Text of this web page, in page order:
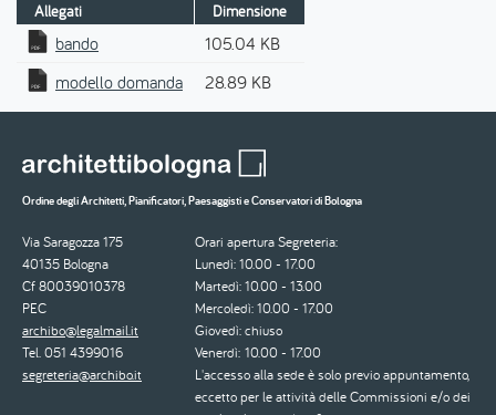
Allegati Dimensione
bando
105.04 KB
modello domanda
28.89 KB
Ordine degli Architetti, Pianificatori, Paesaggisti e Conservatori di Bologna
Via Saragozza 175
40135 Bologna
Cf 80039010378
PEC
archibo@legalmail.it
Tel. 051 4399016
segreteria@archibo.it
Orari apertura Segreteria:
Lunedì: 10.00 - 17.00
Martedì: 10.00 - 13.00
Mercoledì: 10.00 - 17.00
Giovedì: chiuso
Venerdì: 10.00 - 17.00
L'accesso alla sede è solo previo appuntamento,
eccetto per le attività delle Commissioni e/o dei